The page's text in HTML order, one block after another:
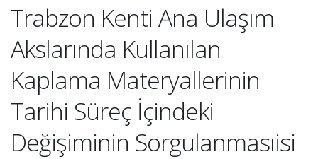
Trabzon Kenti Ana Ulaşım
Akslarında Kullanılan
Kaplama Materyallerinin
Tarihi Süreç İçindeki
Değişiminin Sorgulanmasıisi